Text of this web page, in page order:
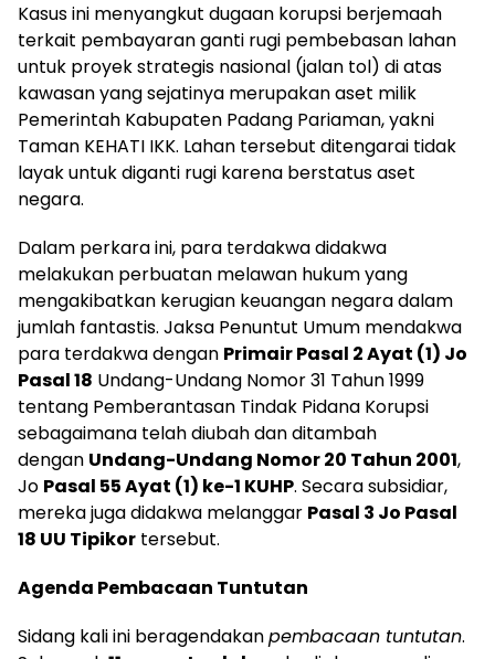
Kasus ini menyangkut dugaan korupsi berjemaah
terkait pembayaran ganti rugi pembebasan lahan
untuk proyek strategis nasional (jalan tol) di atas
kawasan yang sejatinya merupakan aset milik
Pemerintah Kabupaten Padang Pariaman, yakni
Taman KEHATI IKK. Lahan tersebut ditengarai tidak
layak untuk diganti rugi karena berstatus aset
negara.
Dalam perkara ini, para terdakwa didakwa
melakukan perbuatan melawan hukum yang
mengakibatkan kerugian keuangan negara dalam
jumlah fantastis. Jaksa Penuntut Umum mendakwa
para terdakwa dengan Primair Pasal 2 Ayat (1) Jo
Pasal 18 Undang-Undang Nomor 31 Tahun 1999
tentang Pemberantasan Tindak Pidana Korupsi
sebagaimana telah diubah dan ditambah
dengan Undang-Undang Nomor 20 Tahun 2001,
Jo Pasal 55 Ayat (1) ke-1 KUHP. Secara subsidiar,
mereka juga didakwa melanggar Pasal 3 Jo Pasal
18 UU Tipikor tersebut.
Agenda Pembacaan Tuntutan
Sidang kali ini beragendakanpembacaan tuntutan.